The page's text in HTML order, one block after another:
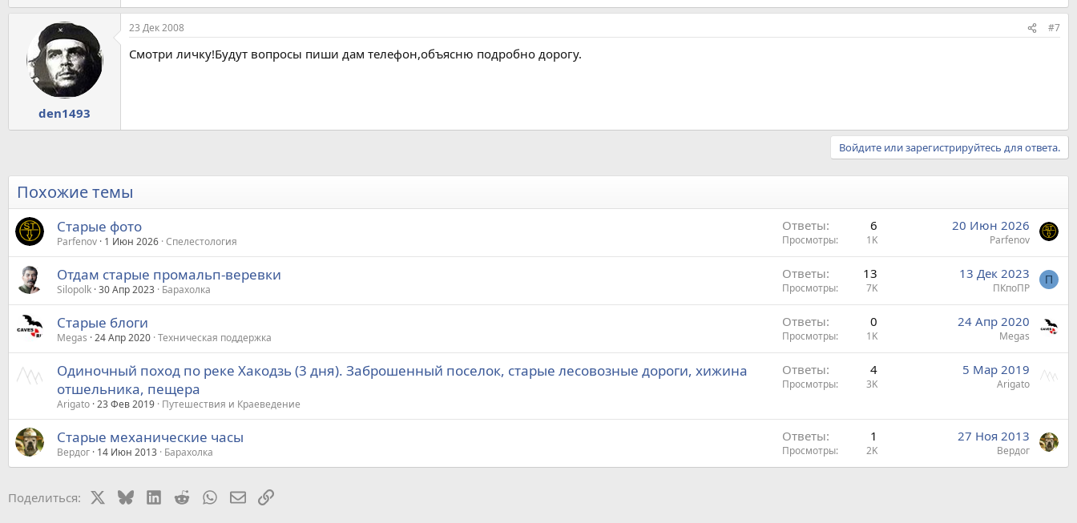
den1493
23 Дек 2008 #7
Смотри личку!Будут вопросы пиши дам телефон,объясню подробно дорогу.
Войдите или зарегистрируйтесь для ответа.
Похожие темы
Старые фото
Parfenov 1 Июн 2026 Спелестология
Ответы 6
Просмотры 1K
20 Июн 2026
Parfenov
Отдам старые промальп-веревки
Silopolk 30 Апр 2023 Барахолка
Ответы 13
Просмотры 7K
13 Дек 2023
ПКпоПР
П
Старые блоги
Megas 24 Апр 2020 Техническая поддержка
Ответы 0
Просмотры 1K
24 Апр 2020
Megas
Одиночный поход по реке Хакодзь (3 дня). Заброшенный поселок, старые лесовозные дороги, хижина
отшельника, пещера
Arigato 23 Фев 2019 Путешествия и Краеведение
Ответы 4
Просмотры 3K
5 Мар 2019
Arigato
Старые механические часы
Вердог 14 Июн 2013 Барахолка
Ответы 1
Просмотры 2K
27 Ноя 2013
Вердог
Поделиться: BlueskyLinkedIn
Reddit WhatsApp
Электронная почта
Ссылка